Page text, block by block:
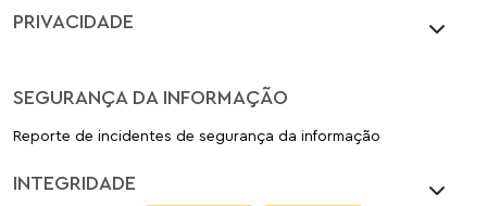
PRIVACIDADE
SEGURANÇA DA INFORMAÇÃO
Reporte de incidentes de segurança da informação
INTEGRIDADE